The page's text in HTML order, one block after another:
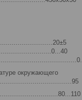
окружающего